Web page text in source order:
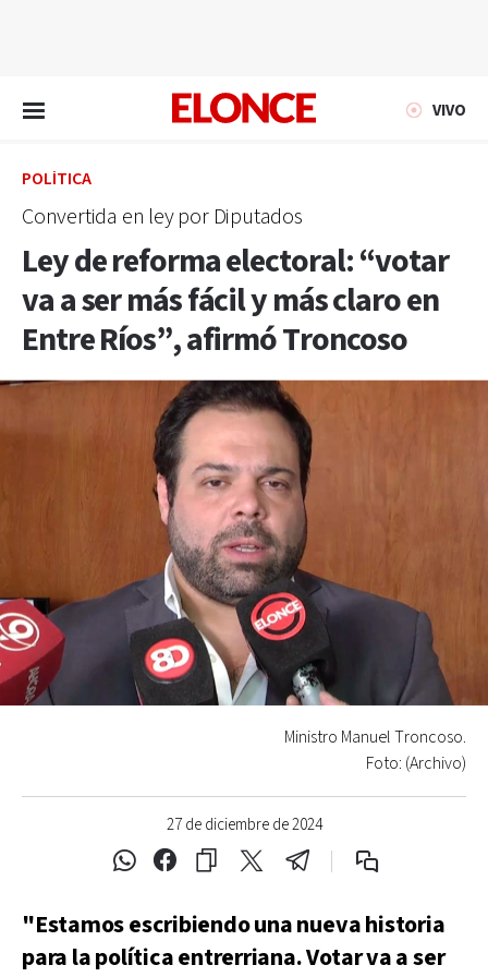
VIVO
POLÍTICA
Convertida en ley por Diputados
Ley de reforma electoral: “votar
va a ser más fácil y más claro en
Entre Ríos”, afirmó Troncoso
27 de diciembre de 2024
Ministro Manuel Troncoso.
Foto: (Archivo)
"Estamos escribiendo una nueva historia
para la política entrerriana. Votar va a ser